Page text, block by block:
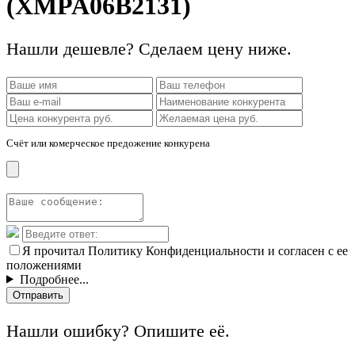
(XMPA06B2131)
Нашли дешевле? Сделаем цену ниже.
Счёт или комерческое предожение конкурена
Я прочитал Политику Конфиденциальности и согласен с ее
положениями
Подробнее...
Отправить
Нашли ошибку? Опишите её.